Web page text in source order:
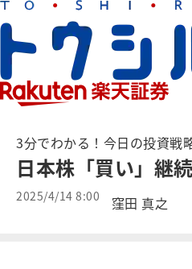
3分でわかる！今日の投資戦
日本株「買い」継
2025/4/14 8:00 窪田 真之